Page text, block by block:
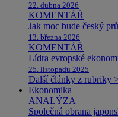
22. dubna 2026
KOMENTÁŘ
Jak moc bude český
13. března 2026
KOMENTÁŘ
Lídra evropské
25. listopadu 2025
Další články z rubriky >
Ekonomika
ANALÝZA
Společná obrana